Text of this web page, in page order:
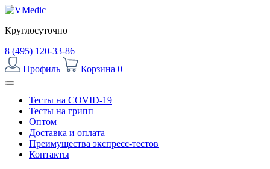
Круглосуточно
8 (495) 120-33-86
Профиль
Корзина 0
Тесты на COVID-19
Тесты на грипп
Оптом
Доставка и оплата
Преимущества экспресс-тестов
Контакты